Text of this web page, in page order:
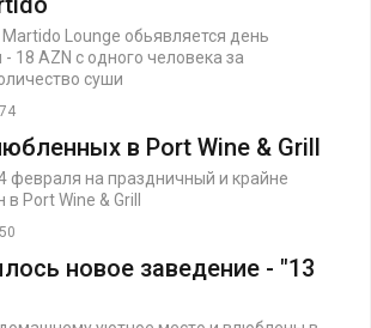
Lounge обьявляется день
18 AZN с одного человека за
суши
в Port Wine & Grill
февраля на праздничный и крайне
Port Wine & Grill
новое заведение - "13